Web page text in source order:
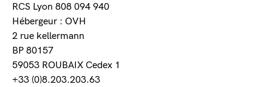
RCS Lyon 808 094 940
Hébergeur : OVH
2 rue kellermann
BP 80157
59053 ROUBAIX Cedex 1
+33 (0)8.203.203.63